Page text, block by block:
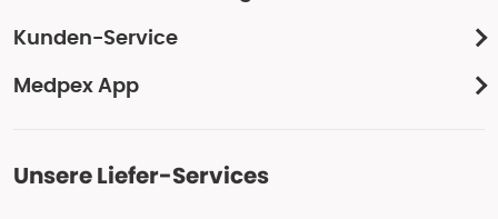
Kunden-Service
Medpex App
Unsere Liefer-Services